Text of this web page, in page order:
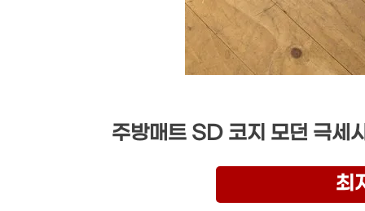
주방매트 SD 코지 모던 극세
최